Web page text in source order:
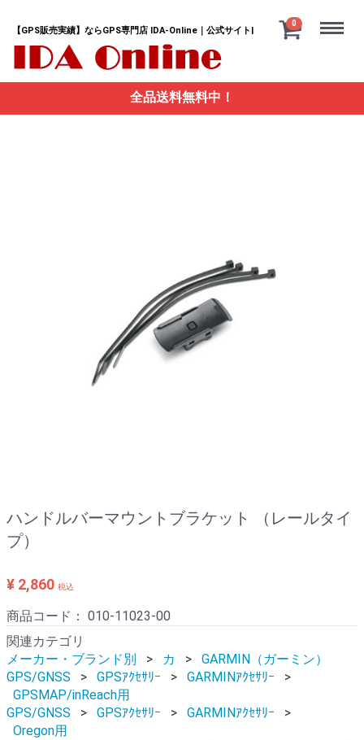
【GPS販売実績】ならGPS専門店 IDA-Online｜公式サイト|
0
全品送料無料中！
ハンドルバーマウントブラケット （レールタイ
プ）
¥ 2,860 税込
商品コード： 010-11023-00
関連カテゴリ
メーカー・ブランド別
カ
GARMIN（ガーミン）
GPS/GNSS
GPSｱｸｾｻﾘｰ
GARMINｱｸｾｻﾘｰ
GPSMAP/inReach用
GPS/GNSS
GPSｱｸｾｻﾘｰ
GARMINｱｸｾｻﾘｰ
Oregon用